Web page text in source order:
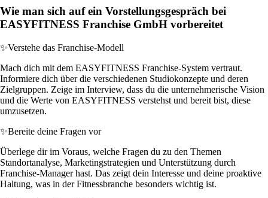
Wie man sich auf ein Vorstellungsgespräch bei
EASYFITNESS Franchise GmbH vorbereitet
✨Verstehe das Franchise-Modell
Mach dich mit dem EASYFITNESS Franchise-System vertraut.
Informiere dich über die verschiedenen Studiokonzepte und deren
Zielgruppen. Zeige im Interview, dass du die unternehmerische Vision
und die Werte von EASYFITNESS verstehst und bereit bist, diese
umzusetzen.
✨Bereite deine Fragen vor
Überlege dir im Voraus, welche Fragen du zu den Themen
Standortanalyse, Marketingstrategien und Unterstützung durch
Franchise-Manager hast. Das zeigt dein Interesse und deine proaktive
Haltung, was in der Fitnessbranche besonders wichtig ist.